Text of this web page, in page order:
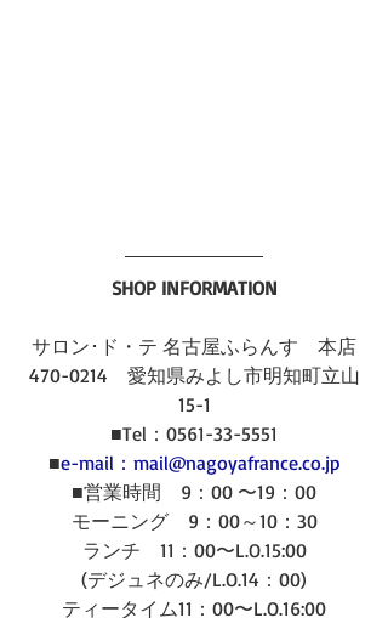
SHOP INFORMATION
サロン･ド・テ 名古屋ふらんす　本店
470-0214　愛知県みよし市明知町立山
15-1
■Tel：0561-33-5551
■e-mail：mail@nagoyafrance.co.jp
■営業時間　9：00 〜19：00
モーニング　9：00～10：30
ランチ　11：00〜L.O.15:00
(デジュネのみ/L.O.14：00)
ティータイム11：00〜L.O.16:00